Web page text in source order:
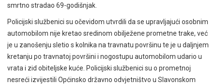
smrtno stradao 69-godišnjak.
Policijski službenici su očevidom utvrdili da se upravljajući osobnim
automobilom nije kretao sredinom obilježene prometne trake, već
je u zanošenju sletio s kolnika na travnatu površinu te je u daljnjem
kretanju po travnatoj površini i nogostupu automobilom udario u
vrata i zid obiteljske kuće. Policijski službenici su o prometnoj
nesreći izvijestili Općinsko državno odvjetništvo u Slavonskom